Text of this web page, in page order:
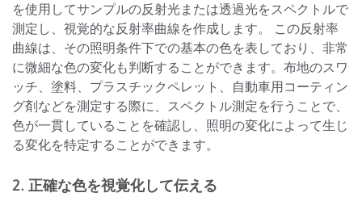
を使用してサンプルの反射光または透過光をスペクトルで
測定し、視覚的な反射率曲線を作成します。 この反射率
曲線は、その照明条件下での基本の色を表しており、非常
に微細な色の変化も判断することができます。布地のスワ
ッチ、塗料、プラスチックペレット、自動車用コーティン
グ剤などを測定する際に、スペクトル測定を行うことで、
色が一貫していることを確認し、照明の変化によって生じ
る変化を特定することができます。
2. 正確な色を視覚化して伝える